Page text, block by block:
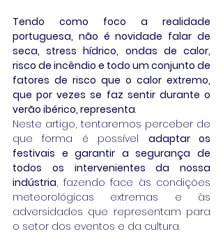
Tendo como foco a realidade
portuguesa, não é novidade falar de
seca, stress hídrico, ondas de calor,
risco de incêndio e todo um conjunto de
fatores de risco que o calor extremo,
que por vezes se faz sentir durante o
verão ibérico, representa.
Neste artigo, tentaremos perceber de
que forma é possível adaptar os
festivais e garantir a segurança de
todos os intervenientes da nossa
indústria, fazendo face às condições
meteorológicas extremas e às
adversidades que representam para
o setor dos eventos e da cultura.